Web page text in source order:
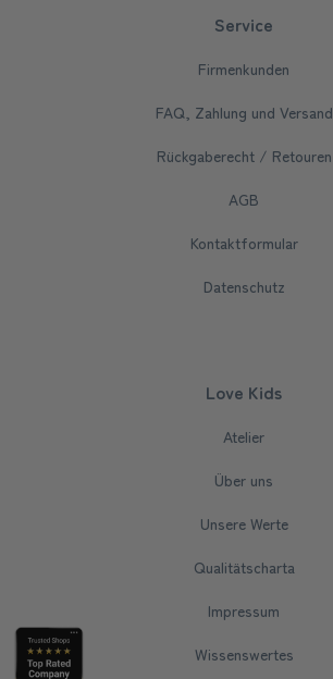
Service
Firmenkunden
FAQ, Zahlung und Versand
Rückgaberecht / Retouren
AGB
Kontaktformular
Datenschutz
Love Kids
Atelier
Über uns
Unsere Werte
Qualitätscharta
Impressum
Wissenswertes